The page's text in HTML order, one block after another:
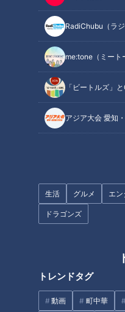
RadiChubu（ラジ
me:tone（ミート
「ビートルズ」
アジア大会 愛知
生活 グルメ エン
ドラゴンズ
トレンドタグ
動画 町中華
「辛みに強い人＆弱い人」の差
は舌の細胞の数にある！？激
メニューの攻略法も伝授
の基礎知識